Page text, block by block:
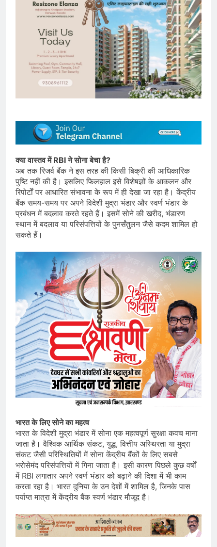
क्या वास्तव में RBI ने सोना बेचा है?
अब तक रिजर्व बैंक ने इस तरह की किसी बिक्री की आधिकारिक
पुष्टि नहीं की है। इसलिए फिलहाल इसे विशेषज्ञों के आकलन और
रिपोर्टों पर आधारित संभावना के रूप में ही देखा जा रहा है। केंद्रीय
बैंक समय-समय पर अपने विदेशी मुद्रा भंडार और स्वर्ण भंडार के
प्रबंधन में बदलाव करते रहते हैं। इसमें सोने की खरीद, भंडारण
स्थान में बदलाव या परिसंपत्तियों के पुनर्संतुलन जैसे कदम शामिल हो
सकते हैं।
भारत के लिए सोने का महत्व
भारत के विदेशी मुद्रा भंडार में सोना एक महत्वपूर्ण सुरक्षा कवच माना
जाता है। वैश्विक आर्थिक संकट, युद्ध, वित्तीय अस्थिरता या मुद्रा
संकट जैसी परिस्थितियों में सोना केंद्रीय बैंकों के लिए सबसे
भरोसेमंद परिसंपत्तियों में गिना जाता है। इसी कारण पिछले कुछ वर्षों
में RBI लगातार अपने स्वर्ण भंडार को बढ़ाने की दिशा में भी काम
करता रहा है। भारत दुनिया के उन देशों में शामिल है, जिनके पास
पर्याप्त मात्रा में केंद्रीय बैंक स्वर्ण भंडार मौजूद है।